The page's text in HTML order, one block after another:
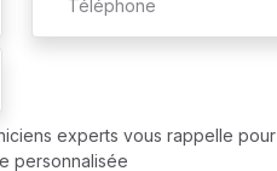
experts vous rappelle pour
personnalisée